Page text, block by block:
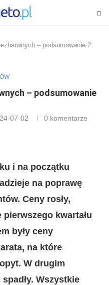
– podsumowanie 2
– podsumowanie
07-02 0 komentarze
i na początku
na poprawę
Ceny rosły,
kwartału
były ceny
na które
W drugim
Wszystkie